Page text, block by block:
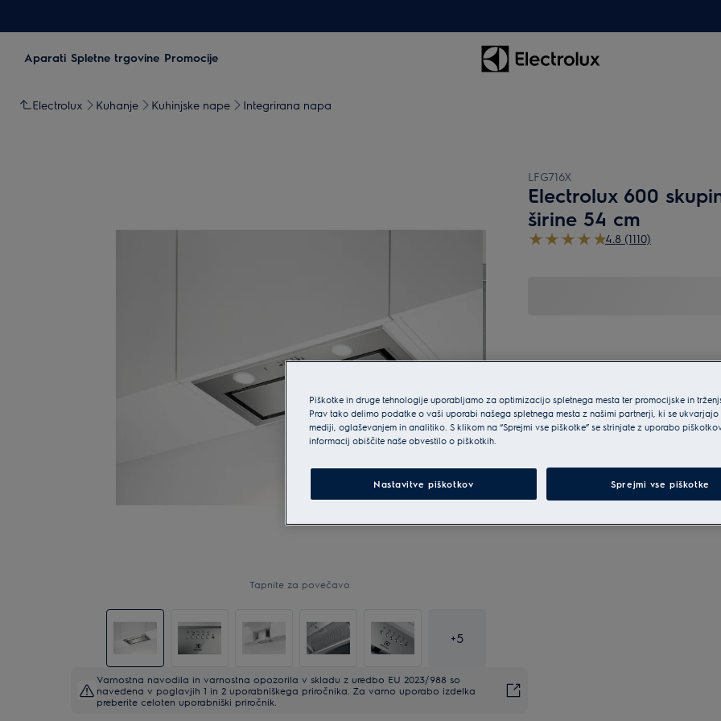
Aparati Spletne trgovine Promocije
Electrolux Kuhanje Kuhinjske nape Integrirana napa
Tapnite za povečavo
+5
Varnostna navodila in varnostna opozorila v skladu z uredbo EU 2023/988 so
navedena v poglavjih 1 in 2 uporabniškega priročnika. Za varno uporabo izdelka
preberite celoten uporabniški priročnik.
LFG716X
Electrolux 600
širine 54 cm
4.8 (1110)
Piškotke in druge tehnologije uporabljamo za optimizacijo spletnega mesta ter promocijske in
Prav tako delimo podatke o vaši uporabi našega spletnega mesta z našimi partnerji, ki se ukvarjajo
mediji, oglaševanjem in analitiko. S klikom na “Sprejmi vse piškotke” se strinjate z uporabo
informacij obiščite naše obvestilo o piškotkih.
Nastavitve piškotkov Sprejmi vse piškotke